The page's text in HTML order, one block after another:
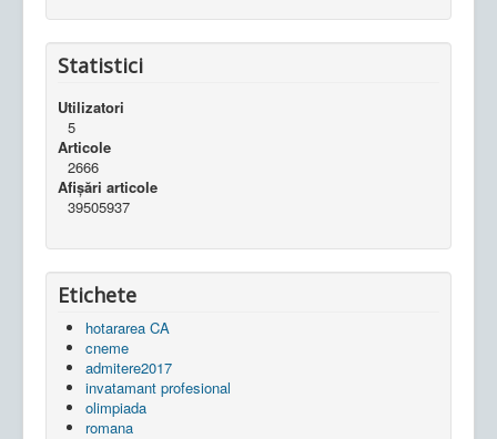
Statistici
Utilizatori
5
Articole
2666
Afișări articole
39505937
Etichete
hotararea CA
cneme
admitere2017
invatamant profesional
olimpiada
romana